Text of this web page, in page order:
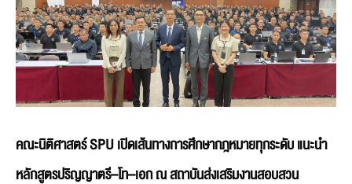
คณะนิติศาสตร์ SPU เปิดเส้นทางการศึกษากฎหมายทุกระดับ แนะนำ
หลักสูตรปริญญาตรี–โท–เอก ณ สถาบันส่งเสริมงานสอบสวน